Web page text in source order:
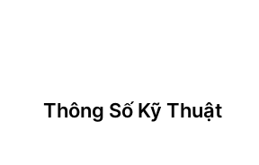
Thông Số Kỹ Thuật